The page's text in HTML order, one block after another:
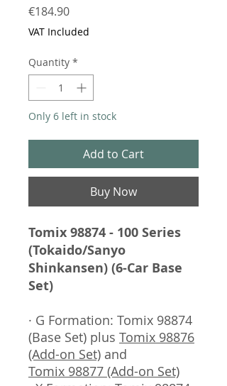
€184.90Price
VAT Included
Quantity *
Only 6 left in stock
Add to Cart
Buy Now
Tomix 98874 - 100 Series
(Tokaido/Sanyo
Shinkansen) (6-Car Base
Set)
· G Formation: Tomix 98874
(Base Set) plus Tomix 98876
(Add-on Set) and
Tomix 98877 (Add-on Set)